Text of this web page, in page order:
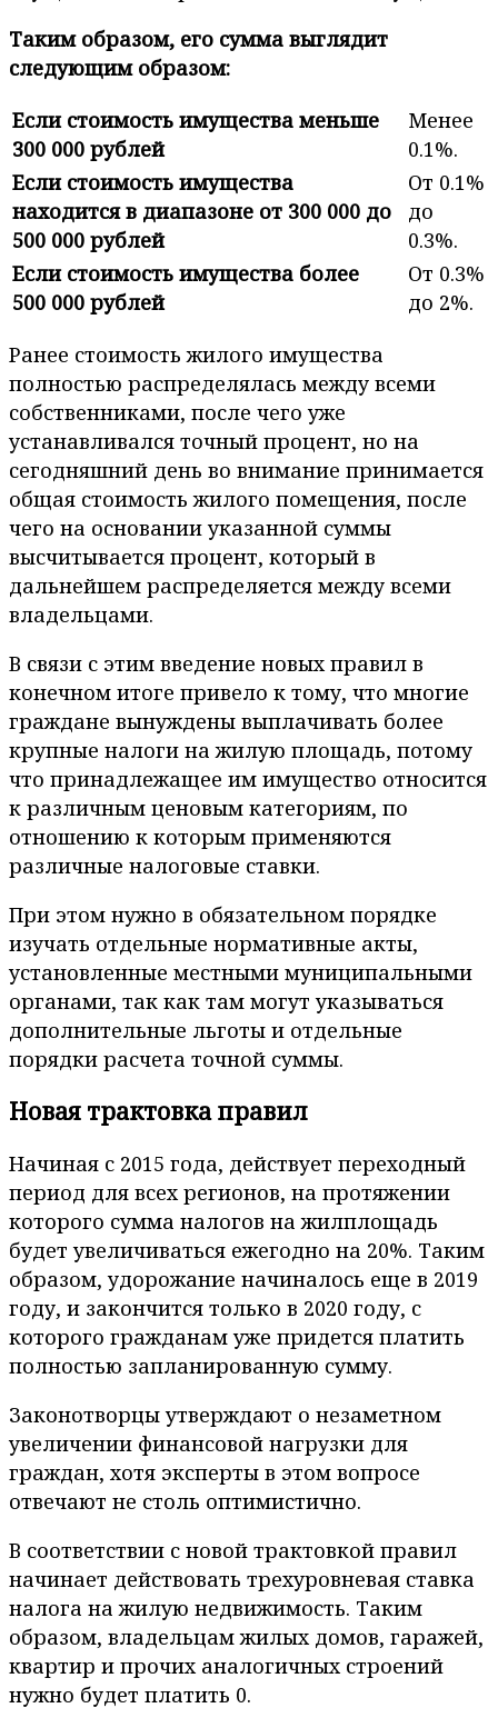
Таким образом, его сумма выглядит
следующим образом:
Если стоимость имущества меньше
300 000 рублей
Менее
0.1%.
Если стоимость имущества
находится в диапазоне от 300 000 до
500 000 рублей
От 0.1%
до
0.3%.
Если стоимость имущества более
500 000 рублей
От 0.3%
до 2%.
Ранее стоимость жилого имущества
полностью распределялась между всеми
собственниками, после чего уже
устанавливался точный процент, но на
сегодняшний день во внимание принимается
общая стоимость жилого помещения, после
чего на основании указанной суммы
высчитывается процент, который в
дальнейшем распределяется между всеми
владельцами.
В связи с этим введение новых правил в
конечном итоге привело к тому, что многие
граждане вынуждены выплачивать более
крупные налоги на жилую площадь, потому
что принадлежащее им имущество относится
к различным ценовым категориям, по
отношению к которым применяются
различные налоговые ставки.
При этом нужно в обязательном порядке
изучать отдельные нормативные акты,
установленные местными муниципальными
органами, так как там могут указываться
дополнительные льготы и отдельные
порядки расчета точной суммы.
Новая трактовка правил
Начиная с 2015 года, действует переходный
период для всех регионов, на протяжении
которого сумма налогов на жилплощадь
будет увеличиваться ежегодно на 20%. Таким
образом, удорожание начиналось еще в 2019
году, и закончится только в 2020 году, с
которого гражданам уже придется платить
полностью запланированную сумму.
Законотворцы утверждают о незаметном
увеличении финансовой нагрузки для
граждан, хотя эксперты в этом вопросе
отвечают не столь оптимистично.
В соответствии с новой трактовкой правил
начинает действовать трехуровневая ставка
налога на жилую недвижимость. Таким
образом, владельцам жилых домов, гаражей,
квартир и прочих аналогичных строений
нужно будет платить 0.